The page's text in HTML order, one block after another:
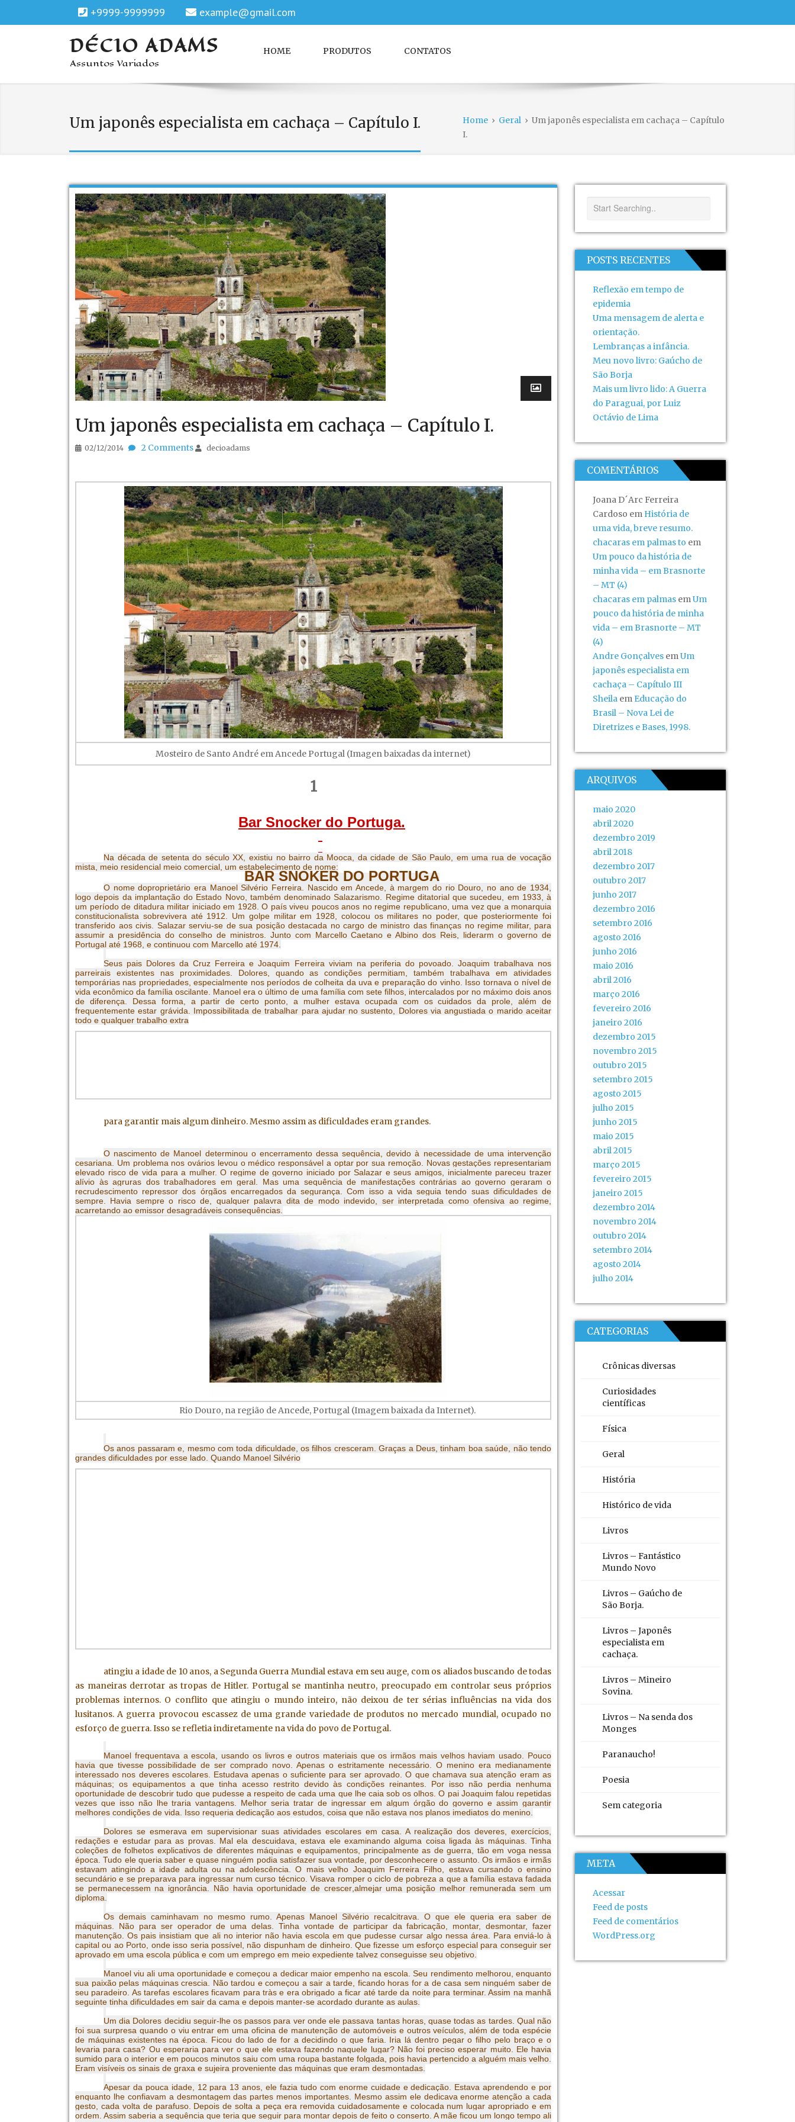
+9999-9999999 example@gmail.com
DÉCIO ADAMS
Assuntos Variados
HOME PRODUTOS CONTATOS
Um japonês especialista em cachaça – Capítulo I. Home › Geral › Um japonês especialista em cachaça – Capítulo
I.
Um japonês especialista em cachaça – Capítulo I.
02/12/2014 2 Comments decioadams
Mosteiro de Santo André em Ancede Portugal (Imagen baixadas da internet)
1
Bar Snocker do Portuga.
Na décadade setentado séculoXX, existiu no bairro da Mooca, da cidade de São Paulo, em uma rua de vocação
mista, meio residencial meio comercial, um estabelecimento de nome:
BAR SNOKER DO PORTUGA
O nome doproprietário era Manoel Silvério Ferreira. Nascido em Ancede, à margem do rio Douro, no ano de 1934,
logo depois da implantação do Estado Novo, também denominado Salazarismo. Regime ditatorial que sucedeu, em 1933, à
um período de ditadura militar iniciado em 1928. O país viveu poucos anos no regime republicano, uma vez que a monarquia
constitucionalista sobrevivera até 1912. Um golpe militar em 1928, colocou os militares no poder, que posteriormente foi
transferido aos civis. Salazar serviu-se de sua posição destacada no cargo de ministro das finanças no regime militar, para
assumir a presidência do conselho de ministros. Junto com Marcello Caetano e Albino dos Reis, liderarm o governo de
Portugal até 1968, e continuou com Marcello até 1974.
Seus pais Dolores da Cruz Ferreira e Joaquim Ferreira viviam na periferia do povoado. Joaquim trabalhava nos
parreirais existentes nas proximidades. Dolores, quando as condições permitiam, também trabalhava em atividades
temporárias nas propriedades, especialmente nos períodos de colheita da uva e preparação do vinho. Isso tornava o nível de
vida econômico da família oscilante. Manoel era o último de uma família com sete filhos, intercalados por no máximo dois anos
de diferença. Dessa forma, a partir de certo ponto, a mulher estava ocupada com os cuidados da prole, além de
frequentemente estar grávida. Impossibilitada de trabalhar para ajudar no sustento, Dolores via angustiada o marido aceitar
todo e qualquer trabalho extra
para garantir mais algum dinheiro. Mesmo assim as dificuldades eram grandes.
O nascimento de Manoel determinou o encerramento dessa sequência, devido à necessidade de uma intervenção
cesariana. Um problema nos ovários levou o médico responsável a optar por sua remoção. Novas gestações representariam
elevado risco de vida para a mulher. O regime de governo iniciado por Salazar e seus amigos, inicialmente pareceu trazer
alívio às agruras dos trabalhadores em geral. Mas uma sequência de manifestações contrárias ao governo geraram o
recrudescimento repressor dos órgãos encarregados da segurança. Com isso a vida seguia tendo suas dificuldades de
sempre. Havia sempre o risco de, qualquer palavra dita de modo indevido, ser interpretada como ofensiva ao regime,
acarretando ao emissor desagradáveis consequências.
Rio Douro, na região de Ancede, Portugal (Imagem baixada da Internet).
Os anos passaram e, mesmo com toda dificuldade, os filhos cresceram. Graças a Deus, tinham boa saúde, não tendo
grandes dificuldades por esse lado. Quando Manoel Silvério
atingiu a idade de 10 anos, a Segunda Guerra Mundial estava em seu auge, com os aliados buscando de todas
as maneiras derrotar as tropas de Hitler. Portugal se mantinha neutro, preocupado em controlar seus próprios
problemas internos. O conflito que atingiu o mundo inteiro, não deixou de ter sérias influências na vida dos
lusitanos. A guerra provocou escassez de uma grande variedade de produtos no mercado mundial, ocupado no
esforço de guerra. Isso se refletia indiretamente na vida do povo de Portugal.
Manoel frequentava a escola, usando os livros e outros materiais que os irmãos mais velhos haviam usado. Pouco
havia que tivesse possibilidade de ser comprado novo. Apenas o estritamente necessário. O menino era medianamente
interessado nos deveres escolares. Estudava apenas o suficiente para ser aprovado. O que chamava sua atenção eram as
máquinas; os equipamentos a que tinha acesso restrito devido às condições reinantes. Por isso não perdia nenhuma
oportunidade de descobrir tudo que pudesse a respeito de cada uma que lhe caia sob os olhos. O pai Joaquim falou repetidas
vezes que isso não lhe traria vantagens. Melhor seria tratar de ingressar em algum órgão do governo e assim garantir
melhores condições de vida. Isso requeria dedicação aos estudos, coisa que não estava nos planos imediatos do menino.
Dolores se esmerava em supervisionar suas atividades escolares em casa. A realização dos deveres, exercícios,
redações e estudar para as provas. Mal ela descuidava, estava ele examinando alguma coisa ligada às máquinas. Tinha
coleções de folhetos explicativos de diferentes máquinas e equipamentos, principalmente as de guerra, tão em voga nessa
época. Tudo ele queria saber e quase ninguém podia satisfazer sua vontade, por desconhecere o assunto. Os irmãos e irmãs
estavam atingindo a idade adulta ou na adolescência. O mais velho Joaquim Ferreira Filho, estava cursando o ensino
secundário e se preparava para ingressar num curso técnico. Visava romper o ciclo de pobreza a que a família estava fadada
se permanecessem na ignorância. Não havia oportunidade de crescer, almejaruma posição melhor remunerada sem um
diploma.
Os demais caminhavam no mesmo rumo. Apenas Manoel Silvério recalcitrava. O que ele queria era saber de
máquinas. Não para ser operador de uma delas . Tinha vontade de participar da fabricação, montar, desmontar, fazer
manutenção. Os pais insistiam que ali no interior não havia escola em que pudesse cursar algo nessa área. Para enviá-lo à
capital ou ao Porto, onde isso seria possível, não dispunham de dinheiro. Que fizesse um esforço especial para conseguir ser
aprovado em uma escola pública e com um emprego em meio expediente talvez conseguisse seu objetivo.
Manoel viu ali uma oportunidade e começou a dedicar maior empenho na escola. Seu rendimento melhorou, enquanto
sua paixão pelas máquinas crescia. Não tardou e começou a sair a tarde, ficando horas for a de casa sem ninguém saber de
seu paradeiro. As tarefas escolares ficavam para tràs e era obrigado a ficar até tarde da noite para terminar. Assim na manhã
seguinte tinha dificuldades em sair da cama e depois manter-se acordado durante as aulas.
Um dia Dolores decidiu seguir-lhe os passos para ver onde ele passava tantas horas, quase todas as tardes. Qual não
foi sua surpresa quando o viu entrar em uma oficina de manutenção de automóveis e outros veículos, além de toda espécie
de máquinas existentes na época. Ficou do lado de for a decidindo o que faria. Iria lá dentro pegar o filho pelo braço e o
levaria para casa? Ou esperaria para ver o que ele estava fazendo naquele lugar? Não foi preciso esperar muito. Ele havia
sumido para o interior e em poucos minutos saiu com uma roupa bastante folgada, pois havia pertencido a alguém mais velho.
Eram visíveis os sinais de graxa e sujeira proveniente das máquinas que eram desmontadas.
Apesar da pouca idade, 12 para 13 anos, ele fazia tudo com enorme cuidade e dedicação. Estava aprendendo e por
enquanto lhe confiavam a desmontagem das partes menos importantes. Mesmo assim ele dedicava enorme atenção a cada
gesto, cada volta de parafuso. Depois de solta a peça era removida cuidadosamente e colocada num lugar apropriado e em
ordem. Assim saberia a sequência que teria que seguir para montar depois de feito o conserto. A mãe ficou um longo tempo ali
POSTS RECENTES
Reflexão em tempo de
epidemia
Uma mensagem de alerta e
orientação.
Lembranças a infância.
Meu novo livro: Gaúcho de
São Borja
Mais um livro lido: A Guerra
do Paraguai, por Luiz
Octávio de Lima
COMENTÁRIOS
Joana D´Arc Ferreira
Cardoso em História de
uma vida, breve resumo.
chacaras em palmas to em
Um pouco da história de
minha vida – em Brasnorte
– MT (4)
chacaras em palmas emUm
pouco da história de minha
vida – em Brasnorte – MT
(4)
Andre Gonçalves emUm
japonês especialista em
cachaça – Capítulo III
Sheila em Educação do
Brasil – Nova Lei de
Diretrizes e Bases, 1998.
ARQUIVOS
maio 2020
abril 2020
dezembro 2019
abril 2018
dezembro 2017
outubro 2017
junho 2017
dezembro 2016
setembro 2016
agosto 2016
junho 2016
maio 2016
abril 2016
março 2016
fevereiro 2016
janeiro 2016
dezembro 2015
novembro 2015
outubro 2015
setembro 2015
agosto 2015
julho 2015
junho 2015
maio 2015
abril 2015
março 2015
fevereiro 2015
janeiro 2015
dezembro 2014
novembro 2014
outubro 2014
setembro 2014
agosto 2014
julho 2014
CATEGORIAS
Crônicas diversas
Curiosidades
científicas
Física
Geral
História
Histórico de vida
Livros
Livros – Fantástico
Mundo Novo
Livros – Gaúcho de
São Borja.
Livros – Japonês
especialista em
cachaça.
Livros – Mineiro
Sovina.
Livros – Na senda dos
Monges
Paranaucho!
Poesia
Sem categoria
META
Acessar
Feed de posts
Feed de comentários
WordPress.org